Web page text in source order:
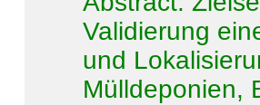
Validierung
und
Mülldeponien,